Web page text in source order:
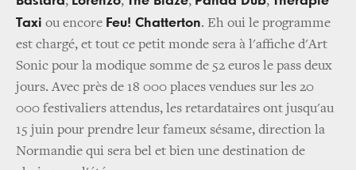
Taxi ou encore Feu! Chatterton. Eh oui le programme
est chargé, et tout ce petit monde sera à l'affiche d'Art
Sonic pour la modique somme de 52 euros le pass deux
jours. Avec près de 18 000 places vendues sur les 20
000 festivaliers attendus, les retardataires ont jusqu'au
15 juin pour prendre leur fameux sésame, direction la
Normandie qui sera bel et bien une destination de